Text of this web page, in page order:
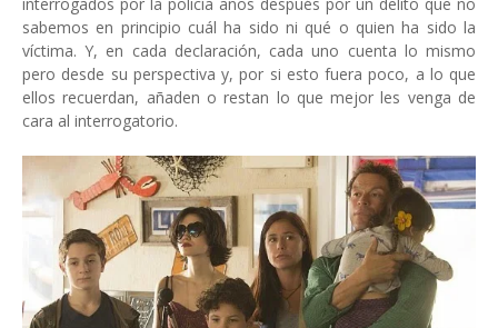
sabemos en principio cuál ha sido ni qué o quien ha sido la
víctima. Y, en cada declaración, cada uno cuenta lo mismo
pero desde su perspectiva y, por si esto fuera poco, a lo que
ellos recuerdan, añaden o restan lo que mejor les venga de
cara al interrogatorio.